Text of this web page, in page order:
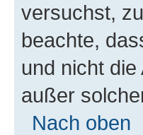
versuchst,
beachte,
und nicht
außer
Nach oben